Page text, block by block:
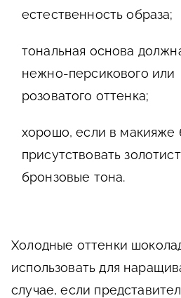
естественность образа;
тональная основа
нежно-персикового или
розоватого оттенка;
хорошо, если в макияже
присутствовать
бронзовые тона.
Холодные оттенки
использовать для
случае, если